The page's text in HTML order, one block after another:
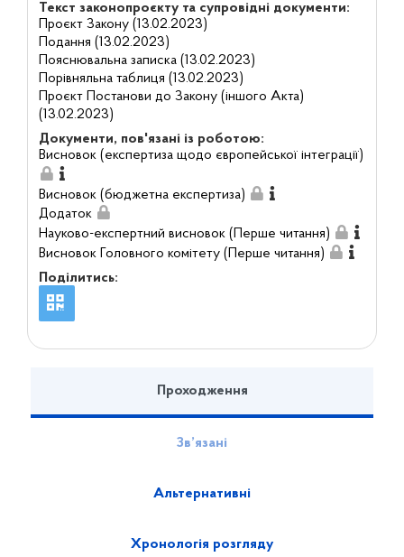
Текст законопроєкту та супровідні документи:
Проєкт Закону (13.02.2023)
Подання (13.02.2023)
Пояснювальна записка (13.02.2023)
Порівняльна таблиця (13.02.2023)
Проєкт Постанови до Закону (іншого Акта)
(13.02.2023)
Документи, пов'язані із роботою:
Висновок (експертиза щодо європейської інтеграції)
Висновок (бюджетна експертиза)
Додаток
Науково-експертний висновок (Перше читання)
Висновок Головного комітету (Перше читання)
Поділитись:
Проходження
Зв’язані
Альтернативні
Хронологія розгляду